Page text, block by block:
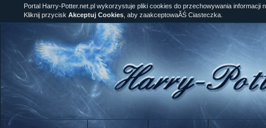
Portal Harry-Potter.net.pl wykorzystuje pliki cookies do przechowywania informacji
Kliknij przycisk Akceptuj Cookies , aby zaakceptowaĂŚ Ciasteczka.